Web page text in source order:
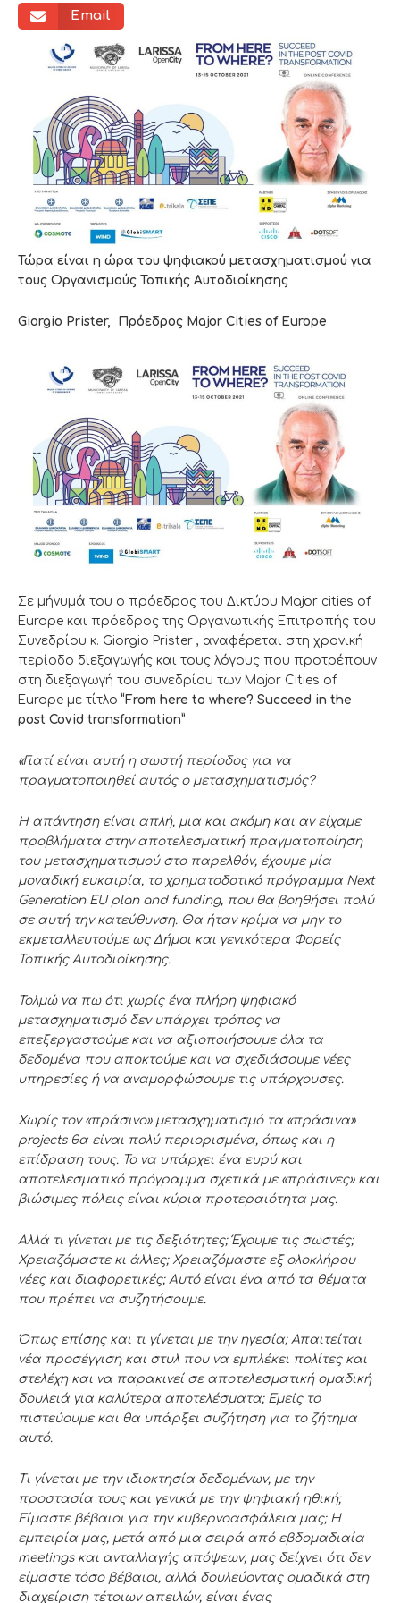
Email
Τώρα είναι η ώρα του ψηφιακού μετασχηματισμού για
τους Οργανισμούς Τοπικής Αυτοδιοίκησης
Giorgio Prister, Πρόεδρος Major Cities of Europe
Σε μήνυμά του ο πρόεδρος του Δικτύου Major cities of
Europe και πρόεδρος της Οργανωτικής Επιτροπής του
Συνεδρίου κ. Giorgio Prister , αναφέρεται στη χρονική
περίοδο διεξαγωγής και τους λόγους που προτρέπουν
στη διεξαγωγή του συνεδρίου των Major Cities of
Europe με τίτλο“ From here to where? Succeed in the
post Covid transformation”
«Γιατί είναι αυτή η σωστή περίοδος για να
πραγματοποιηθεί αυτός ο μετασχηματισμός?
Η απάντηση είναι απλή, μια και ακόμη και αν είχαμε
προβλήματα στην αποτελεσματική πραγματοποίηση
του μετασχηματισμού στο παρελθόν, έχουμε μία
μοναδική ευκαιρία, το χρηματοδοτικό πρόγραμμα Next
Generation EU plan and funding, που θα βοηθήσει πολύ
σε αυτή την κατεύθυνση. Θα ήταν κρίμα να μην το
εκμεταλλευτούμε ως Δήμοι και γενικότερα Φορείς
Τοπικής Αυτοδιοίκησης.
Τολμώ να πω ότι χωρίς ένα πλήρη ψηφιακό
μετασχηματισμό δεν υπάρχει τρόπος να
επεξεργαστούμε και να αξιοποιήσουμε όλα τα
δεδομένα που αποκτούμε και να σχεδιάσουμε νέες
υπηρεσίες ή να αναμορφώσουμε τις υπάρχουσες.
Χωρίς τον «πράσινο» μετασχηματισμό τα «πράσινα»
projects θα είναι πολύ περιορισμένα, όπως και η
επίδραση τους. Το να υπάρχει ένα ευρύ και
αποτελεσματικό πρόγραμμα σχετικά με «πράσινες» και
βιώσιμες πόλεις είναι κύρια προτεραιότητα μας.
Αλλά τι γίνεται με τις δεξιότητες; Έχουμε τις σωστές;
Χρειαζόμαστε κι άλλες; Χρειαζόμαστε εξ ολοκλήρου
νέες και διαφορετικές; Αυτό είναι ένα από τα θέματα
που πρέπει να συζητήσουμε.
Όπως επίσης και τι γίνεται με την ηγεσία; Απαιτείται
νέα προσέγγιση και στυλ που να εμπλέκει πολίτες και
στελέχη και να παρακινεί σε αποτελεσματική ομαδική
δουλειά για καλύτερα αποτελέσματα; Εμείς το
πιστεύουμε και θα υπάρξει συζήτηση για το ζήτημα
αυτό.
Τι γίνεται με την ιδιοκτησία δεδομένων, με την
προστασία τους και γενικά με την ψηφιακή ηθική;
Είμαστε βέβαιοι για την κυβερνοασφάλεια μας; Η
εμπειρία μας, μετά από μια σειρά από εβδομαδιαία
meetings και ανταλλαγής απόψεων, μας δείχνει ότι δεν
είμαστε τόσο βέβαιοι, αλλά δουλεύοντας ομαδικά στη
διαχείριση τέτοιων απειλών, είναι ένας